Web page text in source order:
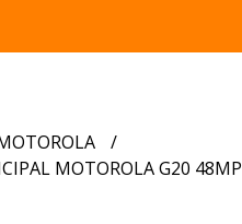
MOTOROLA G20 48MP